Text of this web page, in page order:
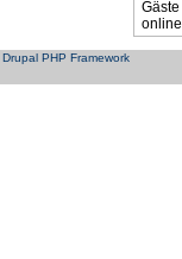
Gäste
Drupal PHP Framework